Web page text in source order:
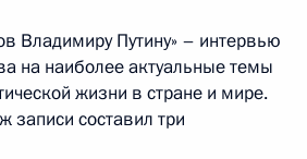
Владимиру Путину» – интервью
на наиболее актуальные темы
жизни в стране и мире.
составил три